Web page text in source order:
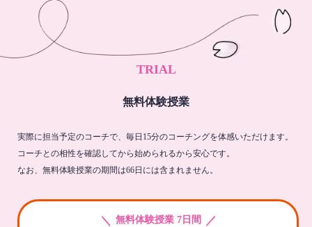
TRIAL
無料体験授業
実際に担当予定のコーチで、毎日15分のコーチングを体感いただけます。
コーチとの相性を確認してから始められるから安心です。
なお、無料体験授業の期間は66日には含まれません。
＼ 無料体験授業 7日間 ／